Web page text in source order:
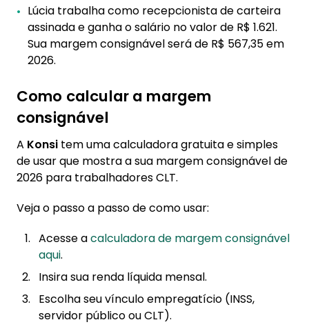
Lúcia trabalha como recepcionista de carteira
assinada e ganha o salário no valor de R$ 1.621.
Sua margem consignável será de R$ 567,35 em
2026.
Como calcular a margem
consignável
A Konsi tem uma calculadora gratuita e simples
de usar que mostra a sua margem consignável de
2026 para trabalhadores CLT.
Veja o passo a passo de como usar:
Acesse acalculadora de margem consignável
aqui.
Insira sua renda líquida mensal.
Escolha seu vínculo empregatício (INSS,
servidor público ou CLT).